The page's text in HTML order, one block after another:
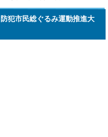
犯市民総ぐるみ運動推進大